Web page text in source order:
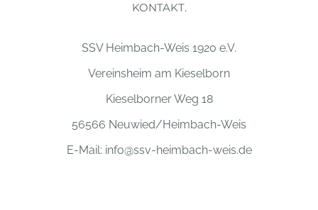
KONTAKT.
SSV Heimbach-Weis 1920 e.V.
Vereinsheim am Kieselborn
Kieselborner Weg 18
56566 Neuwied/Heimbach-Weis
E-Mail: info@ssv-heimbach-weis.de